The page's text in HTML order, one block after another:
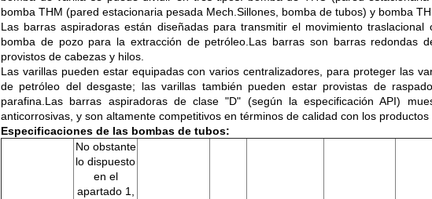
bomba THM (pared estacionaria pesada Mech.Sillones, bomba de tubos) y bomba
Las barras aspiradoras están diseñadas para transmitir el movimiento
bomba de pozo para la extracción de petróleo.Las barras son barras redondas
provistos de cabezas y hilos.
Las varillas pueden estar equipadas con varios centralizadores, para proteger las
de petróleo del desgaste; las varillas también pueden estar provistas de
parafina.Las barras aspiradoras de clase "D" (según la especificación API)
anticorrosivas, y son altamente competitivos en términos de calidad con los
Especificaciones de las bombas de tubos:
No obstante
lo dispuesto
en el
apartado 1,